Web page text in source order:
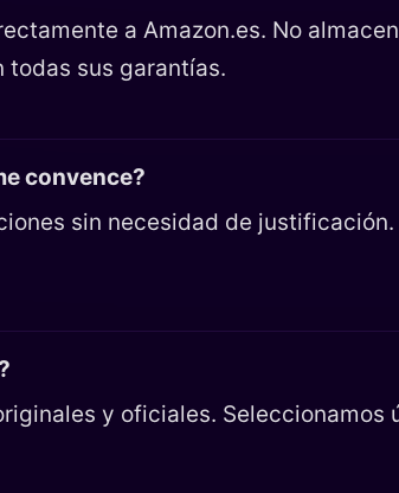
a Amazon.es. No
todas sus garantías.
convence?
sin necesidad de
y oficiales.